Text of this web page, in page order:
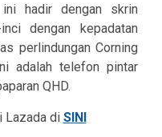
hadir dengan skrin
dengan kepadatan
perlindungan Corning
adalah telefon pintar
QHD.
Lazada di SINI